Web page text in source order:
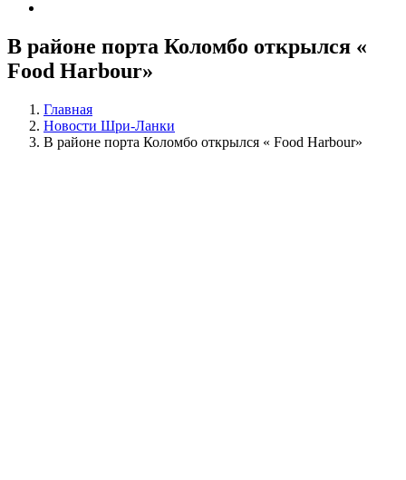
В районе порта Коломбо открылся «
Food Harbour»
Главная
Новости Шри-Ланки
В районе порта Коломбо открылся « Food Harbour»